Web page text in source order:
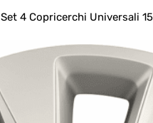
Set 4 Copricerchi Universali